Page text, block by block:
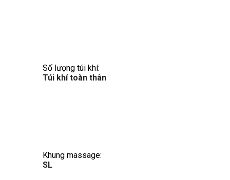
Số lượng túi khí:
Túi khí toàn thân
Khung massage:
SL